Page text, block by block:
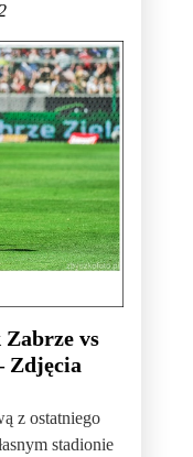
vs
Zdjęcia
z ostatniego
stadionie